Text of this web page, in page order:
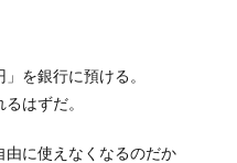
を銀行に預ける。
はずだ。
由に使えなくなるのだか